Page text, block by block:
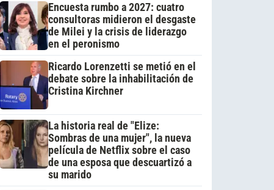
Encuesta rumbo a 2027: cuatro
consultoras midieron el desgaste
de Milei y la crisis de liderazgo
en el peronismo
Ricardo Lorenzetti se metió en el
debate sobre la inhabilitación de
Cristina Kirchner
La historia real de "Elize:
Sombras de una mujer", la nueva
película de Netflix sobre el caso
de una esposa que descuartizó a
su marido